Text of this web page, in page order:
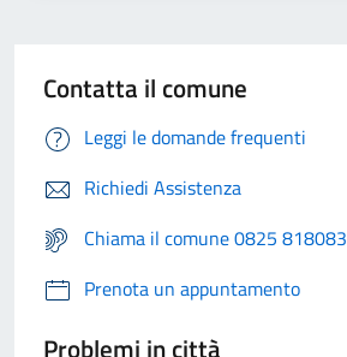
Contatta il comune
Leggi le domande frequenti
Richiedi Assistenza
Chiama il comune 0825 818083
Prenota un appuntamento
Problemi in città